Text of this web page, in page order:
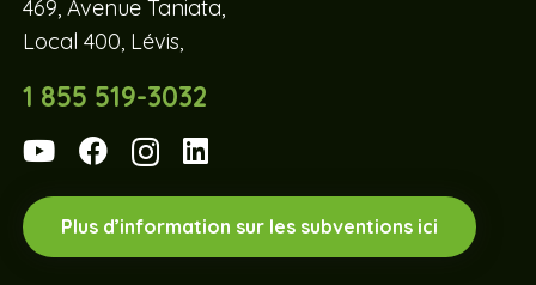
469, Avenue Taniata,
Local 400, Lévis,
1 855 519-3032
Plus d’information sur les subventions ici